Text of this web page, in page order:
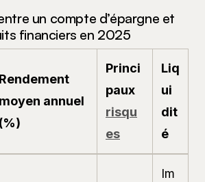
un compte d’épargne et
financiers en 2025
Rendement
moyen annuel
(%)
Princi
paux
risqu
es
Liq
ui
dit
é
Im